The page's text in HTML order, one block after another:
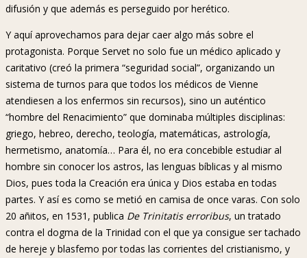
difusión y que además es perseguido por herético.
Y aquí aprovechamos para dejar caer algo más sobre el
protagonista. Porque Servet no solo fue un médico aplicado y
caritativo (creó la primera “seguridad social”, organizando un
sistema de turnos para que todos los médicos de Vienne
atendiesen a los enfermos sin recursos), sino un auténtico
“hombre del Renacimiento” que dominaba múltiples disciplinas:
griego, hebreo, derecho, teología, matemáticas, astrología,
hermetismo, anatomía… Para él, no era concebible estudiar al
hombre sin conocer los astros, las lenguas bíblicas y al mismo
Dios, pues toda la Creación era única y Dios estaba en todas
partes. Y así es como se metió en camisa de once varas. Con solo
20 añitos, en 1531, publica De Trinitatis erroribus, un tratado
contra el dogma de la Trinidad con el que ya consigue ser tachado
de hereje y blasfemo por todas las corrientes del cristianismo, y